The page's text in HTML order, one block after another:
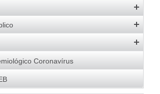
de Preços
o Município
Coronavírus